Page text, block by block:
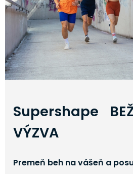
Supershape
VÝZVA
Premeň beh na vášeň a